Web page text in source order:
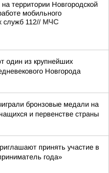
территории Новгородской
мобильного
служб 112// МЧС
один из крупнейших
Новгорода
бронзовые медали на
и первенстве страны
принять участие в
года»